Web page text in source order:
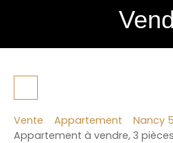
Vente Appartement
Nancy
Appartement à vendre, 3